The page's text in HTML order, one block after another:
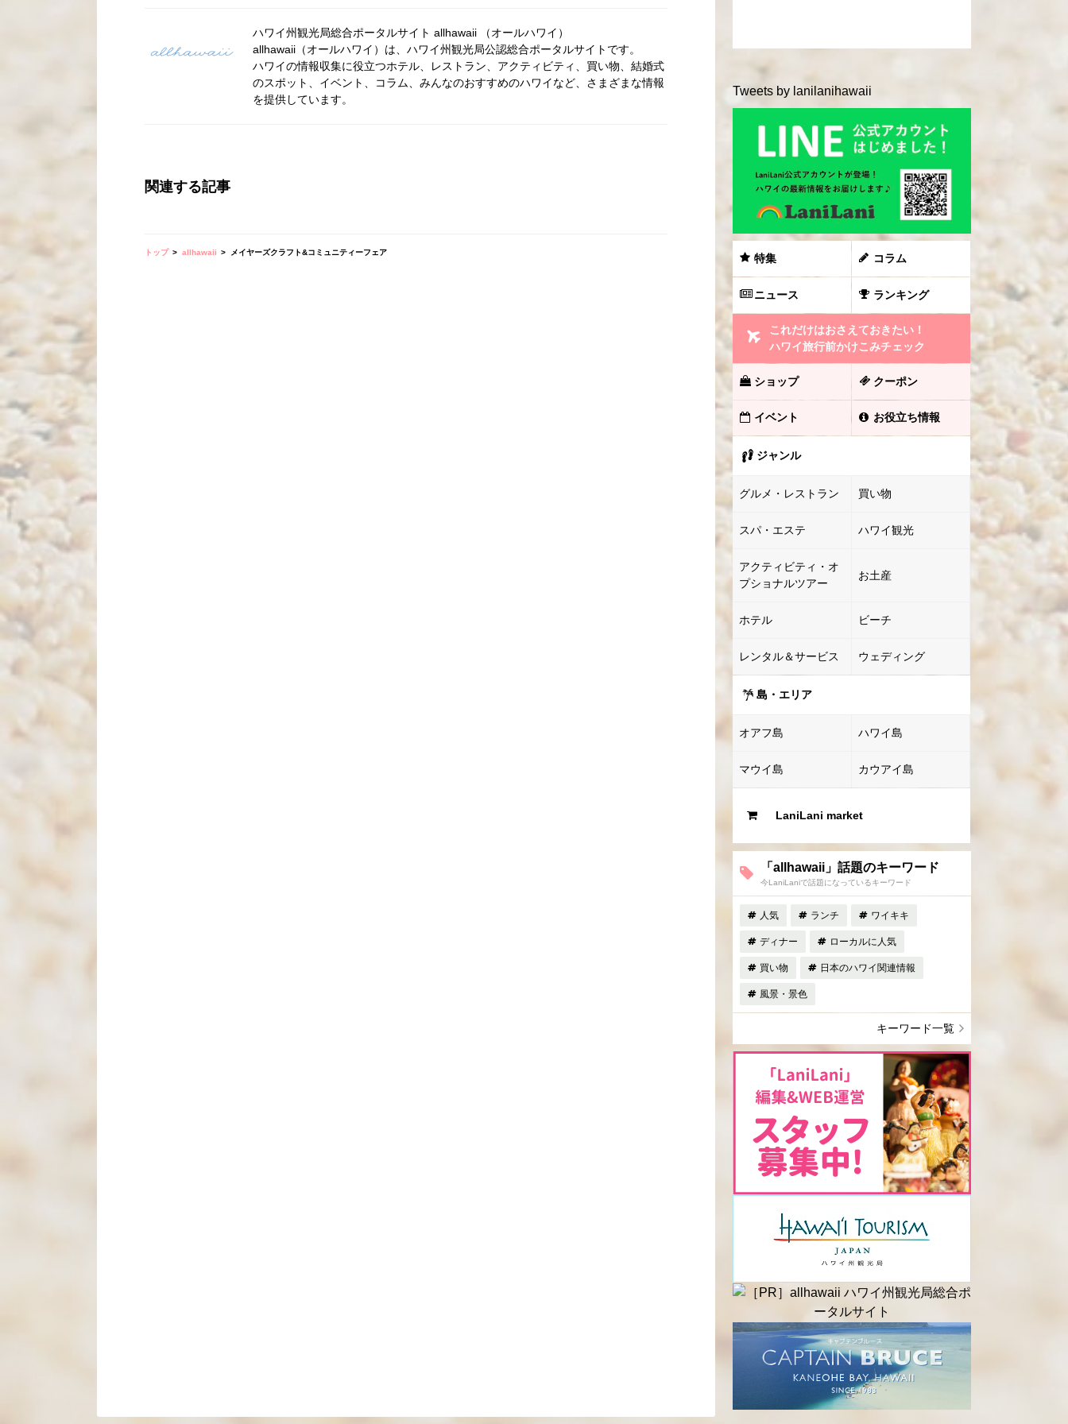
ハワイ州観光局総合ポータルサイト allhawaii （オールハワイ）
allhawaii（オールハワイ）は、ハワイ州観光局公認総合ポータルサイトです。
ハワイの情報収集に役立つホテル、レストラン、アクティビティ、買い物、結婚式
のスポット、イベント、コラム、みんなのおすすめのハワイなど、さまざまな情報
を提供しています。
関連する記事
トップ allhawaii メイヤーズクラフト&コミュニティーフェア
Tweets by lanilanihawaii
特集 コラム
ニュース ランキング
これだけはおさえておきたい！
ハワイ旅行前かけこみチェック
ショップ クーポン
イベント お役立ち情報
ジャンル
グルメ・レストラン 買い物
スパ・エステ ハワイ観光
アクティビティ・オ
プショナルツアー
お土産
ホテル ビーチ
レンタル＆サービス ウェディング
島・エリア
オアフ島 ハワイ島
マウイ島 カウアイ島
LaniLani market
「allhawaii」話題のキーワード
今LaniLaniで話題になっているキーワード
人気 ランチ ワイキキ
ディナー ローカルに人気
買い物 日本のハワイ関連情報
風景・景色
キーワード一覧